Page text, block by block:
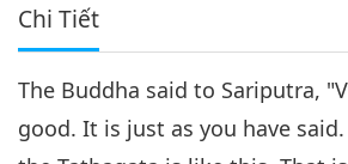
19:32
Lời Thánh Khải 2019-
Trích Kinh
Chi Tiết
The Buddha said to Sariputra,
good. It is just as you have